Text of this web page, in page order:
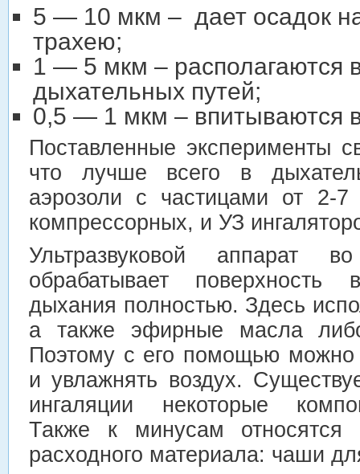
5 — 10 мкм – дает осадок на
трахею;
1 — 5 мкм – располагаются
дыхательных путей;
0,5 — 1 мкм – впитываются
Поставленные эксперименты
что лучше всего в
аэрозоли с частицами от 2-
компрессорных, и УЗ
Ультразвуковой аппарат
обрабатывает поверхность
дыхания полностью. Здесь
а также эфирные масла
Поэтому с его помощью можно
и увлажнять воздух.
ингаляции некоторые
Также к минусам относятся
расходного материала: чаши